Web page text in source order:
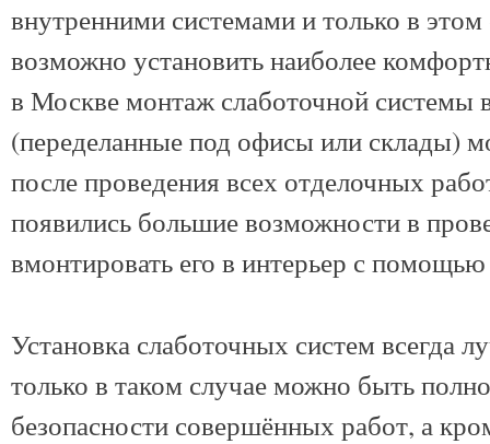
внутренними системами и только в
возможно установить наиболее
в Москве монтаж слаботочной системы
(переделанные под офисы или склады)
после проведения всех отделочных
появились большие возможности в
вмонтировать его в интерьер с
Установка слаботочных систем всегда
только в таком случае можно быть
безопасности совершённых работ, а